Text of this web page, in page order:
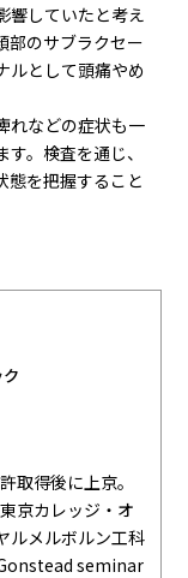
響していたと考え
部のサブラクセー
ルとして頭痛やめ
れなどの症状も一
。検査を通じ、
態を把握すること
取得後に上京。
京カレッジ・オ
ルメルボルン工科
seminar